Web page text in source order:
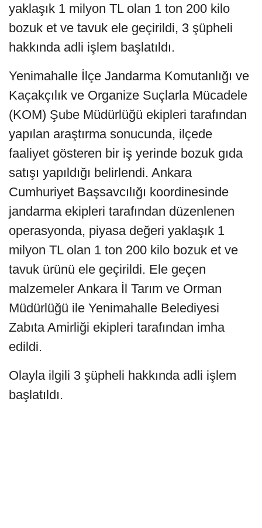
yaklaşık 1 milyon TL olan 1 ton 200 kilo
bozuk et ve tavuk ele geçirildi, 3 şüpheli
hakkında adli işlem başlatıldı.
Yenimahalle İlçe Jandarma Komutanlığı ve
Kaçakçılık ve Organize Suçlarla Mücadele
(KOM) Şube Müdürlüğü ekipleri tarafından
yapılan araştırma sonucunda, ilçede
faaliyet gösteren bir iş yerinde bozuk gıda
satışı yapıldığı belirlendi. Ankara
Cumhuriyet Başsavcılığı koordinesinde
jandarma ekipleri tarafından düzenlenen
operasyonda, piyasa değeri yaklaşık 1
milyon TL olan 1 ton 200 kilo bozuk et ve
tavuk ürünü ele geçirildi. Ele geçen
malzemeler Ankara İl Tarım ve Orman
Müdürlüğü ile Yenimahalle Belediyesi
Zabıta Amirliği ekipleri tarafından imha
edildi.
Olayla ilgili 3 şüpheli hakkında adli işlem
başlatıldı.